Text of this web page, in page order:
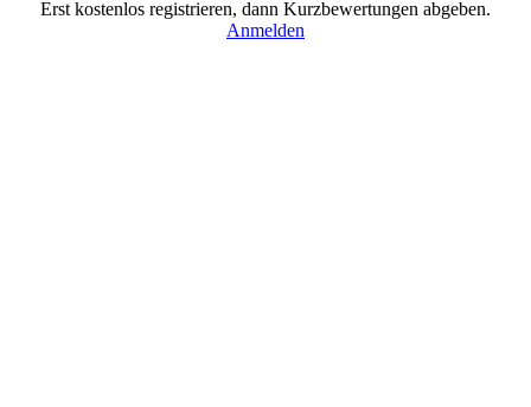
Erst kostenlos registrieren, dann Kurzbewertungen abgeben.
Anmelden